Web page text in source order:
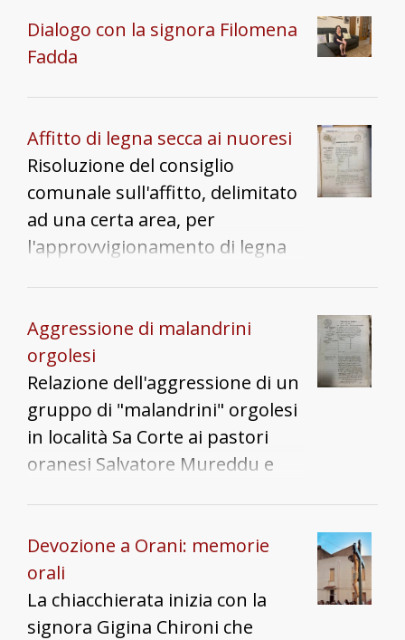
Dialogo con la signora Filomena
Fadda
Affitto di legna secca ai nuoresi
Risoluzione del consiglio
comunale sull'affitto, delimitato
ad una certa area, per
l'approvvigionamento di legna
La risoluzione propone un
controllo sull'area e il divieto di
affitto di legna verde.
Aggressione di malandrini
orgolesi
Relazione dell'aggressione di un
gruppo di "malandrini" orgolesi
in località Sa Corte ai pastori
oranesi Salvatore Mureddu e
uno scontro a fuoco, si danno
poi alla fuga.
Devozione a Orani: memorie
orali
La chiacchierata inizia con la
signora Gigina Chironi che